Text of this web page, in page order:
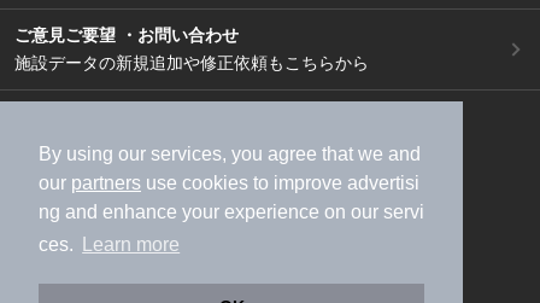
By using our services, you agree that we and
our partners use cookies to improve advertisi
ng and enhance your experience on our servi
ces.
Learn more
ご意見ご要望 ・お問い合わせ
施設データの新規追加や修正依頼もこちらから
加盟店募集（資料請求）
広告出稿のご案内
利用規約
ライフスタイルMEMBERS+規約
特定商取引法に基づく表記
ヘルプ
採用情報
運営会社